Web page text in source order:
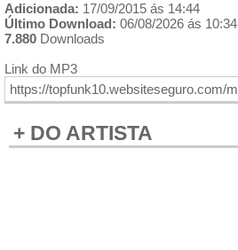
Adicionada: 17/09/2015 ás 14:44
Último Download: 06/08/2026 ás 10:34
7.880 Downloads
Link do MP3
+ DO ARTISTA